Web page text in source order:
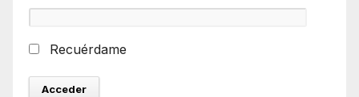
Recuérdame